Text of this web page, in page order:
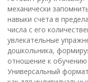
механически
навыки счёта в
числа с его
увлекательные
дошкольника,
отношение к
Универсальный